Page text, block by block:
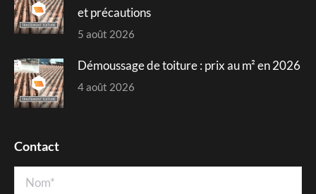
et précautions
5 août 2026
Démoussage de toiture : prix au m² en 2026
4 août 2026
Contact